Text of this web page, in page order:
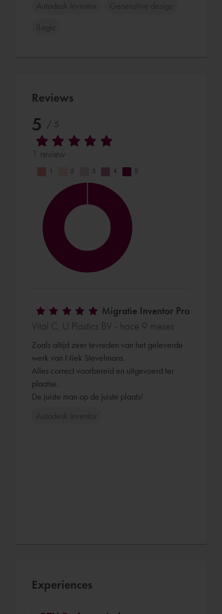
Autodesk Inventor Generative design
iLogic
Reviews
5 / 5
1 review
Migratie Inventor Pro
Vital C, U Plastics BV - hace 9 meses
Zoals altijd zeer tevreden van het geleverde
werk van Niek Stevelmans.
Alles correct voorbereid en uitgevoerd ter
plaatse.
De juiste man op de juiste plaats!
Autodesk Inventor
Experiences